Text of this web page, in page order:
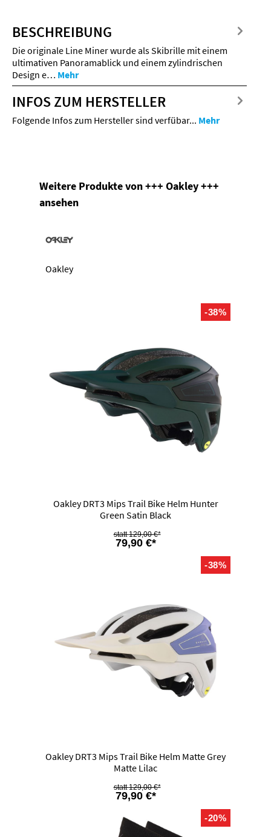
BESCHREIBUNG
Die originale Line Miner wurde als Skibrille mit einem
ultimativen Panoramablick und einem zylindrischen
Design e… Mehr
INFOS ZUM HERSTELLER
Folgende Infos zum Hersteller sind verfübar... Mehr
Produktgalerie überspringen
Weitere Produkte von +++ Oakley +++
ansehen
Oakley
-38%
Oakley DRT3 Mips Trail Bike Helm Hunter
Green Satin Black
79,90 €*
129,00 €*
-38%
Oakley DRT3 Mips Trail Bike Helm Matte Grey
Matte Lilac
79,90 €*
129,00 €*
-20%